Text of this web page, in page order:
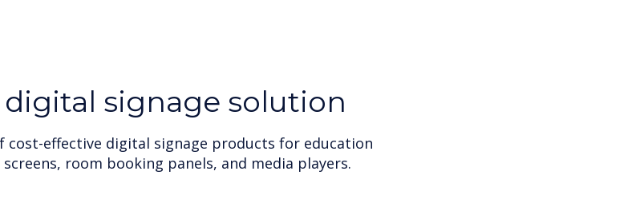
signage solution
cost-effective digital signage products for education
room booking panels, and media players.